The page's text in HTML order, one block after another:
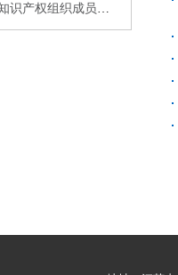
世界知识产权组织成员国大会第59届系列会议召开